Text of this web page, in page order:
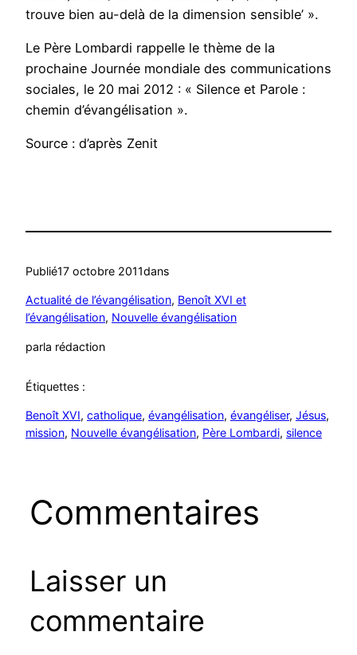
trouve bien au-delà de la dimension sensible’ ».
Le Père Lombardi rappelle le thème de la
prochaine Journée mondiale des communications
sociales, le 20 mai 2012 : « Silence et Parole :
chemin d’évangélisation ».
Source : d’après Zenit
Publié17 octobre 2011dans
Actualité de l’évangélisation, Benoît XVI et
l’évangélisation, Nouvelle évangélisation
parla rédaction
Étiquettes :
Benoît XVI, catholique, évangélisation, évangéliser, Jésus
mission, Nouvelle évangélisation, Père Lombardi, silence
Commentaires
Laisser un
commentaire